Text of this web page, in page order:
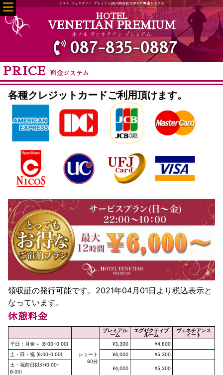
ホテル ヴェネチアン プレミアム|香川県高松市木太町料金システム
HOTEL
VENETIAN PREMIUM
ホテル ヴェネチアン プレミアム
087-835-0887
PRICE 料金システム
各種クレジットカードご利用頂けます。
領収証の発行可能です。2021年04月01日より税込表示と
なっています。
休憩料金
プレミアル
ーム
エグゼクティブ
ルーム
ヴェネチアンス
イート
平日：月金～ (6:00~0:00)
ショート
60分
¥3,300
¥4,800
土・日・祝 (6:00-0:00)
¥4,000
¥5,300
土・祝前日以外(0:00-
6:00)
¥4,000 ¥5,300